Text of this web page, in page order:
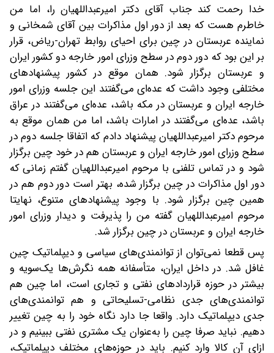
خدا رحمت کند جناب آقای دکتر امیرعبداللهیان را، اما من
خاطرم هست که بعد از دور اول مذاکرات بین آقای شمخانی و
نماینده عربستان در چین برای احیای روابط تهران-ریاض، قرار
بر این بود که دور دوم در سطح وزرای امور خارجه دو کشور ایران
و عربستان برگزار شود. همان موقع در کشور‌ پیشنهادهای
مختلفی وجود داشت که عده‌ای می‌گفتند این جلسه وزرای امور
خارجه ایران و عربستان در مکه باشد، عده‌ای می‌گفتند در عراق
باشد، عده‌ای می‌گفتند در امارات باشد، اما من همان موقع به
مرحوم دکتر امیرعبداللهیان پیشنهاد دادم که اتفاقا جلسه دوم در
سطح وزرای امور خارجه ایران و عربستان هم در خود چین برگزار
شود و در تماس تلفنی با مرحوم امیرعبداللهیان گفتم زمانی که
دور اول مذاکرات در چین برگزار شده، بهتر است دور دوم هم در
همین چین برگزار شود. با وجود پیشنهادهای متنوع، نهایتا
مرحوم امیرعبداللهیان گفته من را پذیرفت و دیدار وزرای امور
خارجه ایران و عربستان در چین برگزار شد.
پس قطعا نمی‌توان از توانمندی‌های سیاسی و دیپلماتیک چین
غافل شد. در داخل ایران، متأسفانه همه نگرش‌ها یک‌سویه و
بیشتر در حوزه قراردادهای نفتی و تجاری است، اما چین هم
توانمندی‌های جدی نظامی-تسلیحاتی و هم توانمندی‌های
جدی دیپلماتیک دارد. واقعا جا دارد نگاه خود را به چین تغییر
دهیم. نباید صرفا چین را به‌عنوان یک مشتری نفتی ببینیم و در
ازای آن کالا وارد کنیم. باید در حوزه‌های مختلف دیپلماتیک،